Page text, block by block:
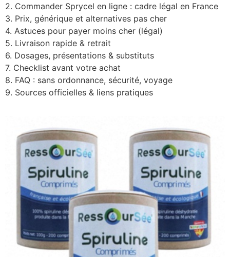
2. Commander Sprycel en ligne : cadre légal en France
3. Prix, générique et alternatives pas cher
4. Astuces pour payer moins cher (légal)
5. Livraison rapide & retrait
6. Dosages, présentations & substituts
7. Checklist avant votre achat
8. FAQ : sans ordonnance, sécurité, voyage
9. Sources officielles & liens pratiques